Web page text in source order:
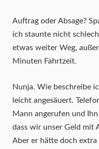
Auftrag oder Absage?
ich staunte nicht
etwas weiter Weg,
Minuten Fahrtzeit.
Nunja. Wie beschreibe
leicht angesäuert.
Mann angerufen und
dass wir unser Geld mit
Aber er hätte doch extra